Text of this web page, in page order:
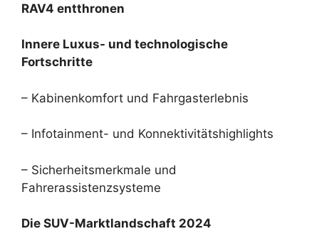
RAV4 entthronen
Innere Luxus- und technologische
Fortschritte
– Kabinenkomfort und Fahrgasterlebnis
– Infotainment- und Konnektivitätshighlights
– Sicherheitsmerkmale und
Fahrerassistenzsysteme
Die SUV-Marktlandschaft 2024